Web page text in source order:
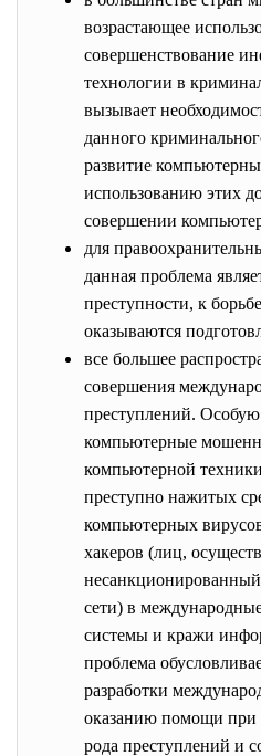
возрастающее
совершенствование
технологии в
вызывает
данного
развитие
использованию этих
совершении
для
данная проблема
преступности, к
оказываются
все большее
совершения
преступлений.
компьютерные
компьютерной
преступно нажитых
компьютерных
хакеров (лиц,
сети) в
системы и кражи
проблема
разработки
оказанию помощи при
рода преступлений и